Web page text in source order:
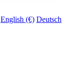
English (€) Deutsch